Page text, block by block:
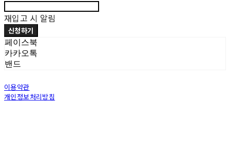
재입고 시 알림
신청하기
페이스북
카카오톡
밴드
이용약관
개인정보처리방침